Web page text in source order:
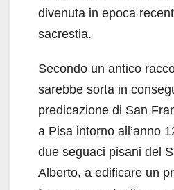
divenuta in epoca
sacrestia.
Secondo un antico
sarebbe sorta in
predicazione di San
a Pisa intorno all’anno
due seguaci pisani del
Alberto, a edificare un